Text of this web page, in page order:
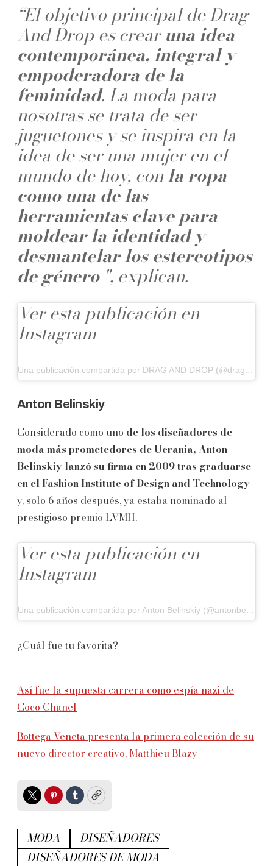
“El objetivo principal de Drag
And Drop es crearuna idea
contemporánea, integral y
empoderadora de la
feminidad. La moda para
nosotras se trata de ser
juguetones y se inspira en la
idea de ser una mujer en el
mundo de hoy, conla ropa
como una de las
herramientas clave para
moldear la identidad y
desmantelar los estereotipos
de género", explican.
Ver esta publicación en
Instagram
Una publicación compartida por DRAG AND DROP (@draganddrop.sexy)
Anton Belinskiy
Considerado como uno de los diseñadores de
moda más prometedores de Ucrania, Anton
Belinskiy lanzó su firma en 2009 tras graduarse
en el Fashion Institute of Design and Technology
y, solo 6 años después, ya estaba nominado al
prestigioso premio LVMH.
Ver esta publicación en
Instagram
Una publicación compartida por Anton Belinskiy (@antonbelinskiy)
¿Cuál fue tu favorita?
Así fue la supuesta carrera como espía nazi de
Coco Chanel
Bottega Veneta presenta la primera colección de su
nuevo director creativo, Matthieu Blazy
TwitterPinterest
TumblrCopy
MODA
DISEÑADORES
DISEÑADORES DE MODA